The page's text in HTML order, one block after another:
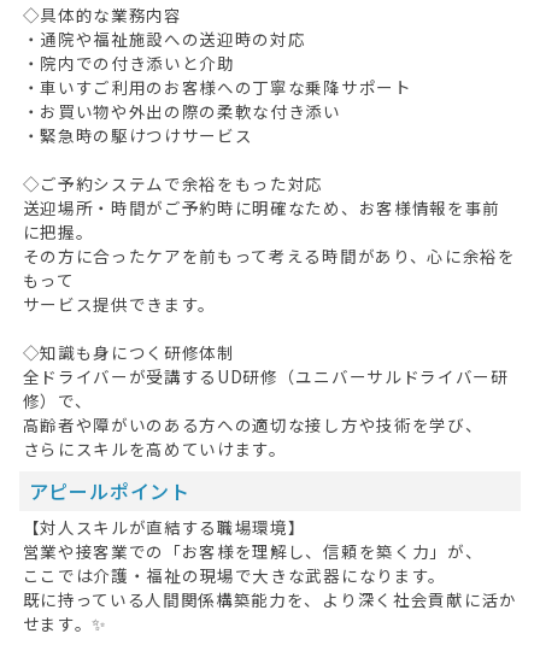
◇具体的な業務内容
・通院や福祉施設への送迎時の対応
・院内での付き添いと介助
・車いすご利用のお客様への丁寧な乗降サポート
・お買い物や外出の際の柔軟な付き添い
・緊急時の駆けつけサービス
◇ご予約システムで余裕をもった対応
送迎場所・時間がご予約時に明確なため、お客様情報を事前
に把握。
その方に合ったケアを前もって考える時間があり、心に余裕を
もって
サービス提供できます。
◇知識も身につく研修体制
全ドライバーが受講するUD研修（ユニバーサルドライバー研
修）で、
高齢者や障がいのある方への適切な接し方や技術を学び、
さらにスキルを高めていけます。
アピールポイント
【対人スキルが直結する職場環境】
営業や接客業での「お客様を理解し、信頼を築く力」が、
ここでは介護・福祉の現場で大きな武器になります。
既に持っている人間関係構築能力を、より深く社会貢献に活か
せます。✨